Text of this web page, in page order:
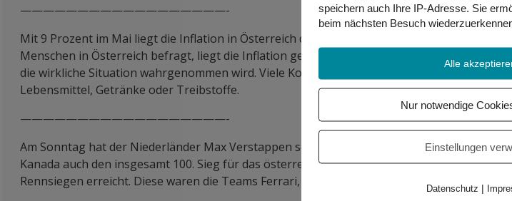
——————————————————-
Mit 9 Prozent im Mai liegt die Inflation in Österreich deutlich vor Deutschland mit 6,1
Menschen in Österreich befragt, liegt die Inflation gefühlt sogar bei 19,5 Prozent. Es gibt
die wirkliche Situation wahrgenommen wird. Viele Konsumenten achten stärker auf
Lebensmittel, Getränke oder Treibstoffe.
——————————————————-
Am Sonntag hat der Niederländer Max Verstappen sein 41. Rennen in der Formel-1
Kanada auch den insgesamt 100. Sieg für das österreichische Red Bull Racing Team.
Rennsiegen erreicht. Diese waren die Teams Ferrari, McLaren, Mercedes und Williams.
speichern auch Ihre IP-Adresse. Sie
beim nächsten Besuch
Alle
Nur notwendige
Einstellungen
Datenschutz |